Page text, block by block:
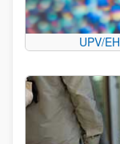
UPV/